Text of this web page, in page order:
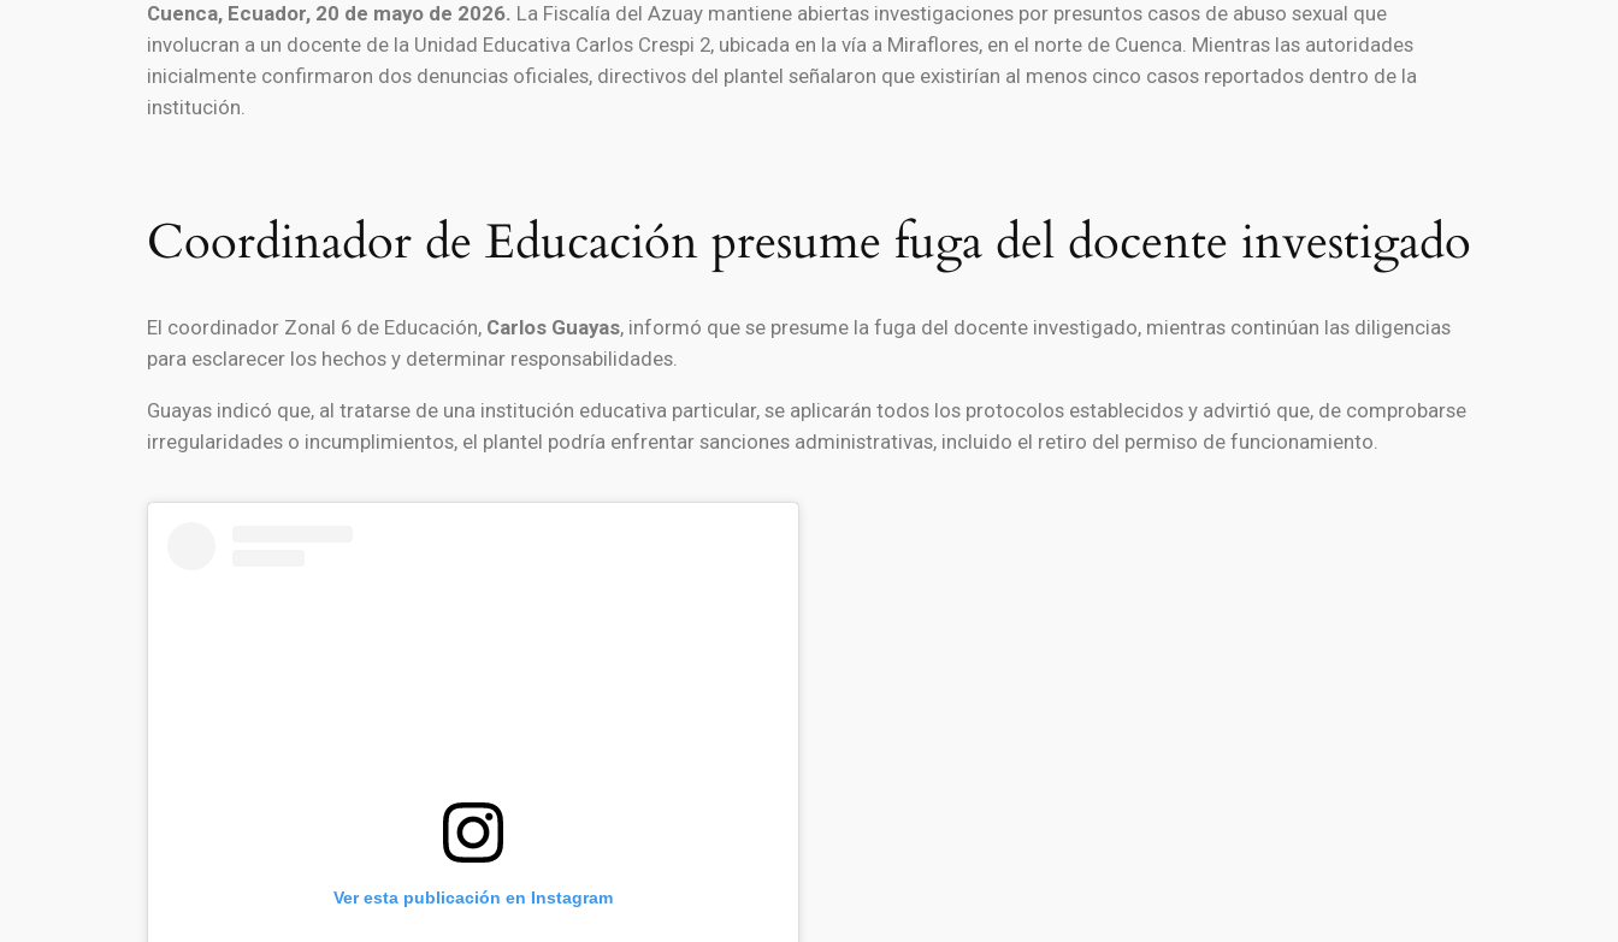
Cuenca, Ecuador, 20 de mayo de 2026. La Fiscalía del Azuay mantiene abiertas investigaciones por presuntos casos de abuso sexual que
involucran a un docente de la Unidad Educativa Carlos Crespi 2, ubicada en la vía a Miraflores, en el norte de Cuenca. Mientras las autoridades
inicialmente confirmaron dos denuncias oficiales, directivos del plantel señalaron que existirían al menos cinco casos reportados dentro de la
institución.
Coordinador de Educación presume fuga del docente investigado
El coordinador Zonal 6 de Educación, Carlos Guayas, informó que se presume la fuga del docente investigado, mientras continúan las diligencias
para esclarecer los hechos y determinar responsabilidades.
Guayas indicó que, al tratarse de una institución educativa particular, se aplicarán todos los protocolos establecidos y advirtió que, de comprobarse
irregularidades o incumplimientos, el plantel podría enfrentar sanciones administrativas, incluido el retiro del permiso de funcionamiento.
Ver esta publicación en Instagram